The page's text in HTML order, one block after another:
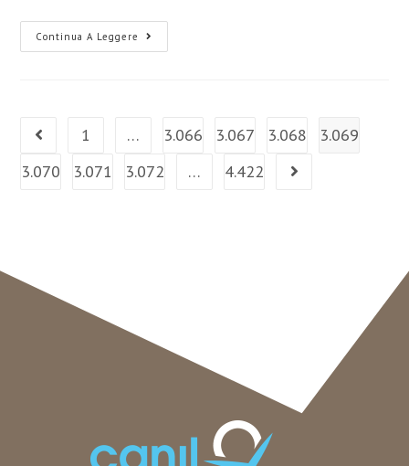
Continua A Leggere
1 … 3.066 3.067 3.068
3.069
3.070
3.071 3.072 … 4.422